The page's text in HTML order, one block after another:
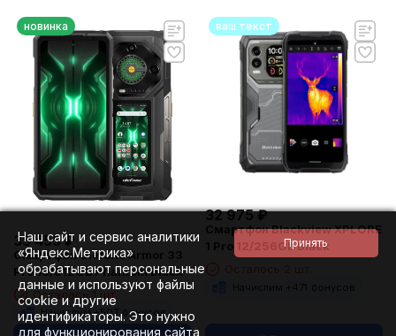
новинка
35 455 ₽
Смартфон Ulefone Armor 33
Pro 16/512Gb Phantom Black
Осталась 1 шт.
Начислим +507 бонусов
ваш текст
32 975 ₽
Смартфон Blackview XPLORE
1 Pro 12/256Gb Black
Начислим + 471 бонусов
Наш сайт и сервис аналитики
«Яндекс.Метрика»
обрабатывают персональные
данные и используют файлы
cookie и другие
идентификаторы. Это нужно
для функционирования сайта,